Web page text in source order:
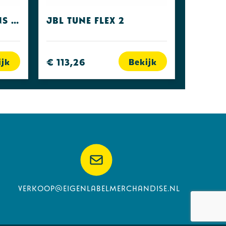
Fresh 'n Rebel Twins Fuse Steel Blue JBL Tune Flex 2
€ 113,26 Bekijk
verkoop@eigenlabelmerchandise.nl